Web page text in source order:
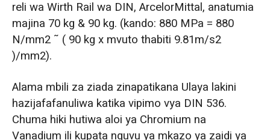
reli wa Wirth Rail wa DIN, ArcelorMittal, anatumia
majina 70 kg & 90 kg. (kando: 880 MPa = 880
N/mm2 ˜ ( 90 kg x mvuto thabiti 9.81m/s2
)/mm2).
Alama mbili za ziada zinapatikana Ulaya lakini
hazijafafanuliwa katika vipimo vya DIN 536.
Chuma hiki hutiwa aloi ya Chromium na
Vanadium ili kupata nguvu ya mkazo ya zaidi ya